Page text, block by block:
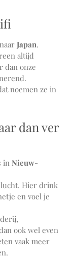
Japan.
altijd
dan onze
noemen ze in
dan ver
in Nieuw-
lucht. Hier drink
en voel je
ook wel even
vaak meer